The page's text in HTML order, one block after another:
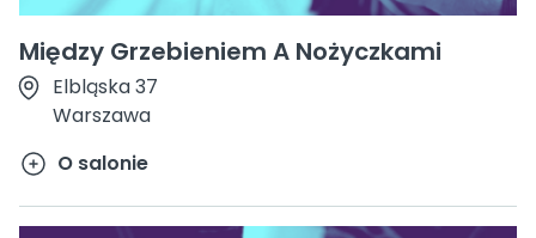
Między Grzebieniem A Nożyczkami
Elbląska 37
Warszawa
O salonie